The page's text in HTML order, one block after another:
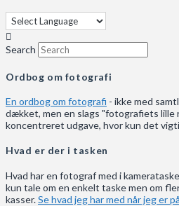
Search
Ordbog om fotografi
En ordbog om fotografi - ikke med
dækket, men en slags "fotografiets lille
koncentreret udgave, hvor kun det
Hvad er der i tasken
Hvad har en fotograf med i
kun tale om en enkelt taske men om
kasser.Se hvad jeg har med når jeg er